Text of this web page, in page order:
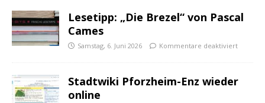
Lesetipp: „Die Brezel“ von Pascal
Cames
Samstag, 6. Juni 2026 Kommentare deaktiviert
Stadtwiki Pforzheim-Enz wieder
online